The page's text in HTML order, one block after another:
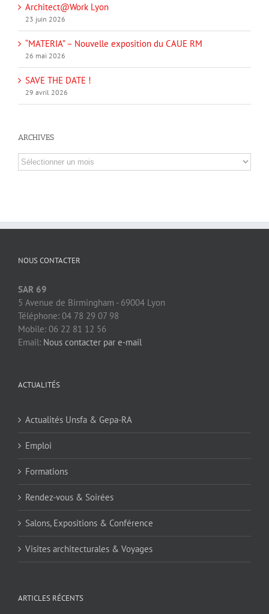
Architect@Work Lyon
23 juin 2026
“MATERIA” – Nouvelle exposition du CAUE RM
26 mai 2026
SAVE THE DATE !
29 avril 2026
ARCHIVES
Archives
NOUS CONTACTER
SAR 69
5 Avenue de Birmingham - 69004 Lyon
Téléphone: 04 78 29 07 98
Mobile: 06 22 81 12 56
Email: Nous contacter par e-mail
ACTUALITÉS
Actualités Unsfa & Gepa-RA
Emploi
Formations
Rendez-vous & Soirées
Salons, Expositions & Conférence
Visites architecturales & Voyages
ARTICLES RÉCENTS